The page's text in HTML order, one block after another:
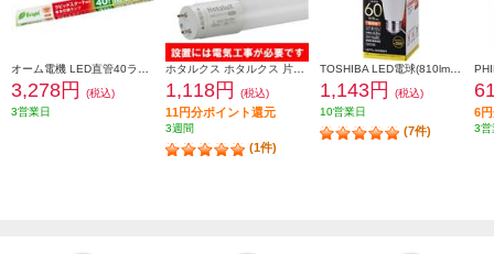
3,278円
(税込)
3営業日
1,118円 (税込)
11円分ポイント還元
3週間
(1件)
1,143円
(税込)
10営業日
(7件)
6
3営